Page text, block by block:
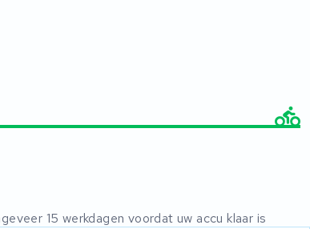
15 werkdagen voordat uw accu klaar is